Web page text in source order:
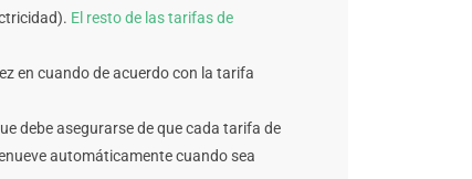
El resto de las tarifas de
en cuando de acuerdo con la tarifa
debe asegurarse de que cada tarifa de
automáticamente cuando sea